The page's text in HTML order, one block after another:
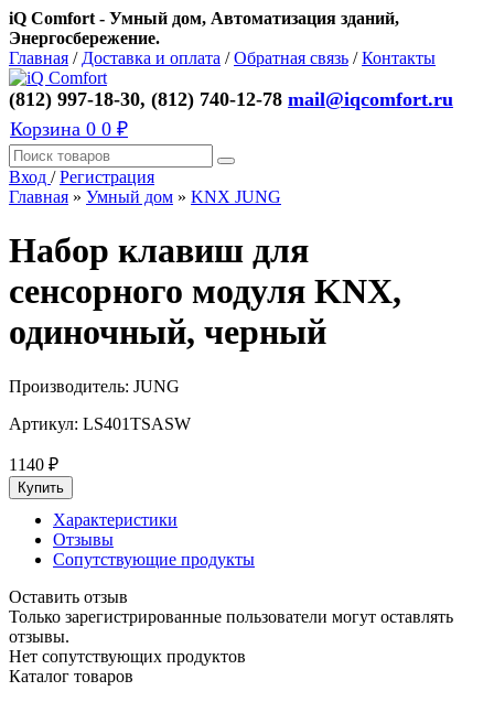
iQ Comfort - Умный дом, Автоматизация зданий,
Энергосбережение.
Главная / Доставка и оплата /Обратная связь /Контакты
(812) 997-18-30, (812) 740-12-78 mail@iqcomfort.ru
Корзина 0 0 ₽
Вход /Регистрация
Главная » Умный дом » KNX JUNG
Набор клавиш для
сенсорного модуля KNX,
одиночный, черный
Производитель: JUNG
Артикул: LS401TSASW
1140 ₽
Характеристики
Отзывы
Сопутствующие продукты
Оставить отзыв
Только зарегистрированные пользователи могут оставлять
отзывы.
Нет сопутствующих продуктов
Каталог товаров